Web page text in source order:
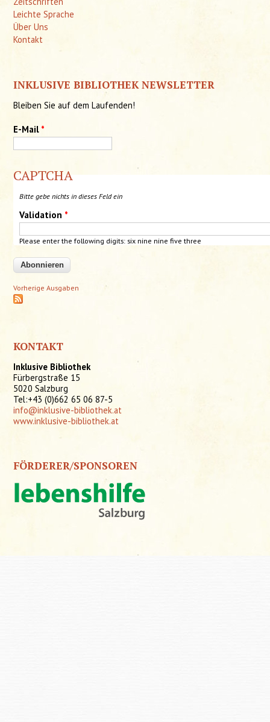
Leichte Sprache
Über Uns
Kontakt
INKLUSIVE BIBLIOTHEK NEWSLETTER
Bleiben Sie auf dem Laufenden!
E-Mail *
CAPTCHA
Bitte gebe nichts in dieses Feld ein
Validation *
Please enter the following digits: six nine nine five three
Vorherige Ausgaben
KONTAKT
Inklusive Bibliothek
Fürbergstraße 15
5020 Salzburg
Tel:+43 (0)662 65 06 87-5
info@inklusive-bibliothek.at
www.inklusive-bibliothek.at
FÖRDERER/SPONSOREN